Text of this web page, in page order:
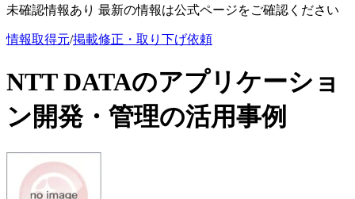
未確認情報あり 最新の情報は公式ページをご確認ください
情報取得元/掲載修正・取り下げ依頼
NTT DATAのアプリケーショ
ン開発・管理の活用事例